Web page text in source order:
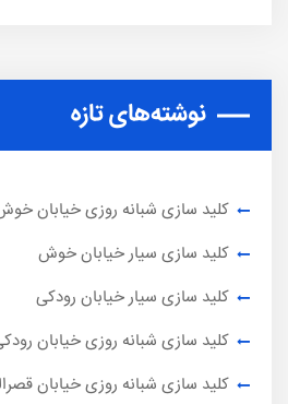
نوشته‌های تازه
کلید سازی شبانه روزی خیابان
کلید سازی سیار خیابان خوش
کلید سازی سیار خیابان رودکی
کلید سازی شبانه روزی خیابان
کلید سازی شبانه روزی خیابان